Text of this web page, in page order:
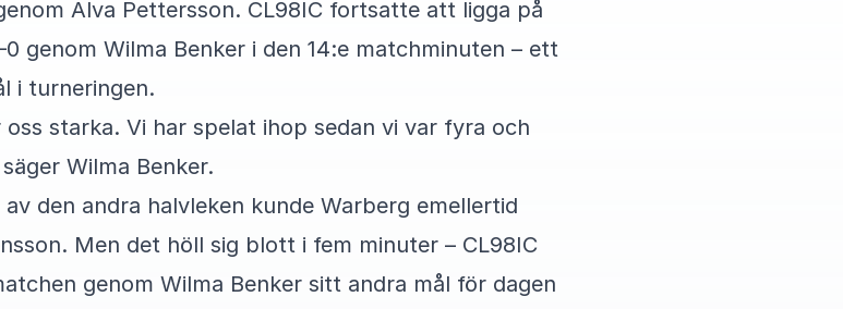
Alva Pettersson. CL98IC fortsatte att ligga på
genom Wilma Benker i den 14:e matchminuten – ett
i turneringen.
starka. Vi har spelat ihop sedan vi var fyra och
Wilma Benker.
den andra halvleken kunde Warberg emellertid
Men det höll sig blott i fem minuter – CL98IC
genom Wilma Benker sitt andra mål för dagen